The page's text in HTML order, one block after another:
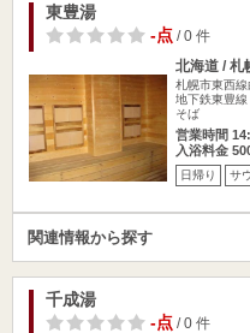
東豊湯
-点/ 0 件
北海道 / 札
札幌市東西
地下鉄東豊
そば
営業時間
入浴料金
日帰り サ
関連情報から探す
千成湯
-点/ 0 件